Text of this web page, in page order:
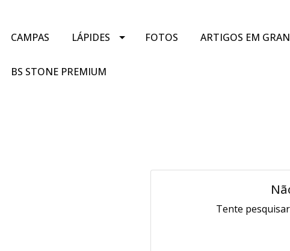
CAMPAS LÁPIDES FOTOS ARTIGOS EM
BS STONE PREMIUM
Tente